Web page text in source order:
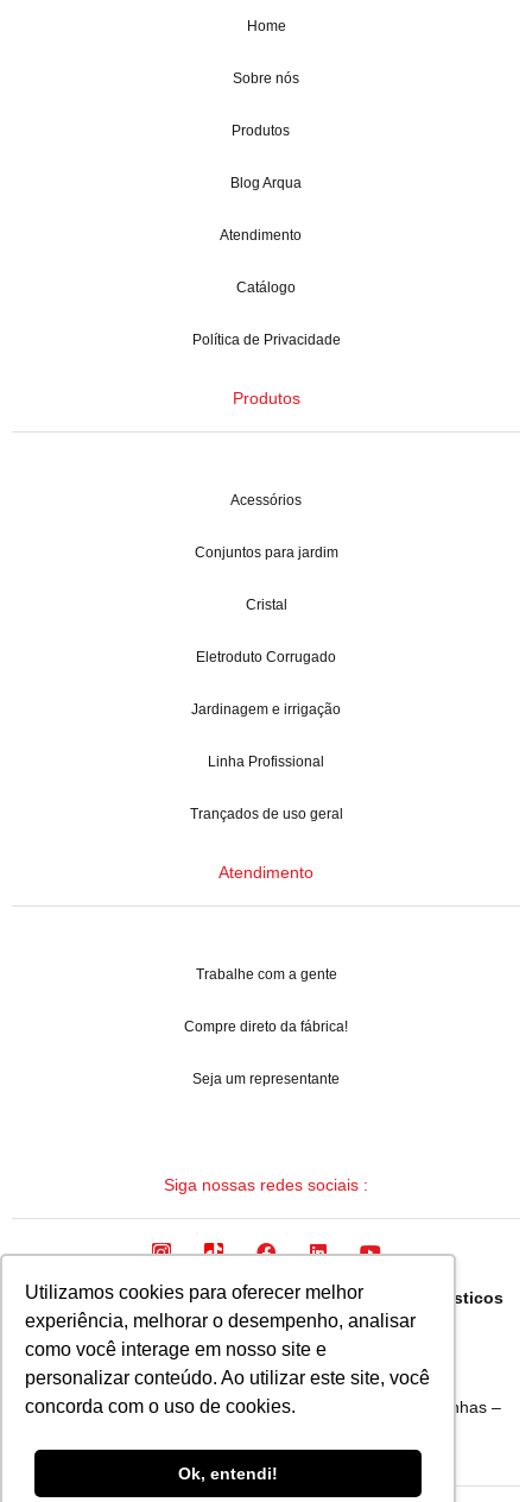
Utilizamos cookies para oferecer melhor
experiência, melhorar o desempenho, analisar
como você interage em nosso site e
personalizar conteúdo. Ao utilizar este site, você
concorda com o uso de cookies.
Ok, entendi!
Home
Sobre nós
Produtos
Blog Arqua
Atendimento
Catálogo
Política de Privacidade
Produtos
Acessórios
Conjuntos para jardim
Cristal
Eletroduto Corrugado
Jardinagem e irrigação
Linha Profissional
Trançados de uso geral
Atendimento
Trabalhe com a gente
Compre direto da fábrica!
Seja um representante
Siga nossas redes sociais :
Arqua Industria Brasileira de Mangueiras e Termoplasticos
Ltda.
CNPJ: 08.133.315/0001-19
Avenida Fausto Ribeiro da Silva, 1555 – Bairro Bandeirinhas –